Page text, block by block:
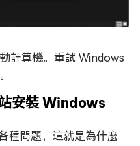
計算機。重試 Windows
安裝 Windows
種問題，這就是為什麼